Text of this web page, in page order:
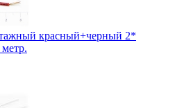
красный+черный 2*